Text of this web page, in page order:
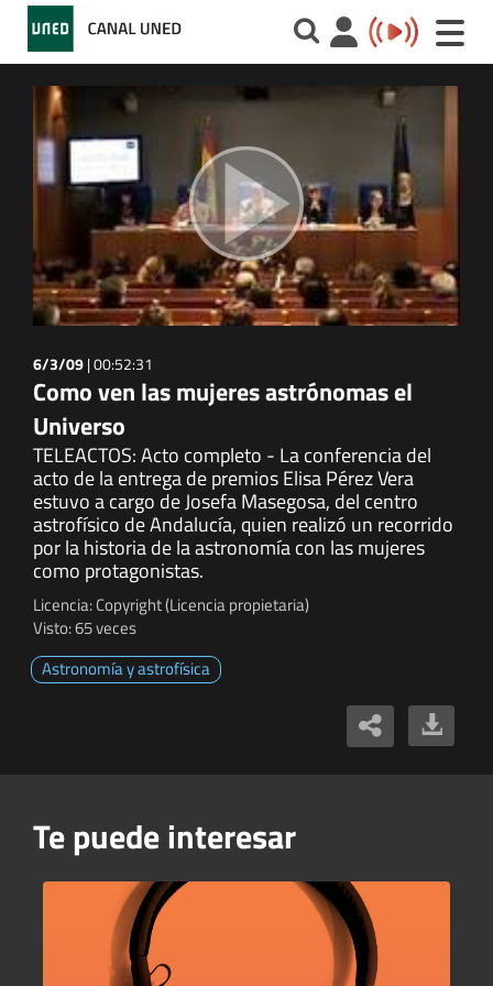
Toggle
6/3/09|00:52:31
Como ven las mujeres astrónomas el
Universo
TELEACTOS: Acto completo - La conferencia del
acto de la entrega de premios Elisa Pérez Vera
estuvo a cargo de Josefa Masegosa, del centro
astrofísico de Andalucía, quien realizó un recorrido
por la historia de la astronomía con las mujeres
como protagonistas.
Licencia: Copyright (Licencia propietaria)
Visto: 65 veces
Astronomía y astrofísica
Te puede interesar